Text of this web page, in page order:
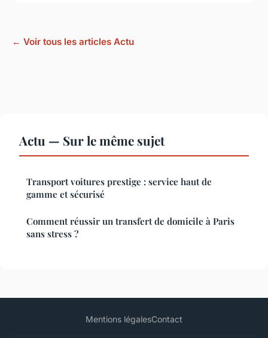
← Voir tous les articles Actu
Actu — Sur le même sujet
Transport voitures prestige : service haut de
gamme et sécurisé
Comment réussir un transfert de domicile à Paris
sans stress ?
Mentions légalesContact